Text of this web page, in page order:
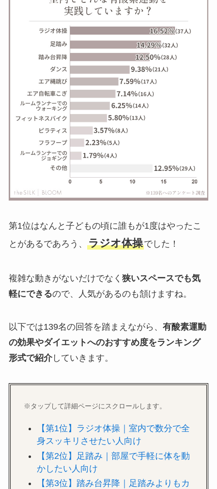
第1位はなんと子どもの頃に誰もが1度はやったこ
とがあるであろう、 ラジオ体操でした！
複雑な動きがないだけでなく 狭いスペースでも気
軽にできるので、人気があるのも頷けますね。
以下では139名の回答を踏まえながら、 有酸素運動
の効果やダイエットへのおすすめ度をランキング
形式で紹介していきます。
※タップして詳細ページにスクロールします。
【第1位】ラジオ体操｜室内で数分で全
身スッキリさせたい人向け
【第2位】足踏み｜部屋で手軽に体を動
かしたい人向け
【第3位】踏み台昇降｜足踏みよりもカ